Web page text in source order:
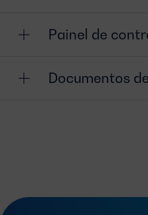
Painel de
Documentos